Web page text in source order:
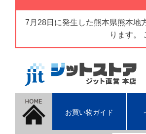
7月28日に発生した熊本県熊本地
ります。
お買い物ガイド